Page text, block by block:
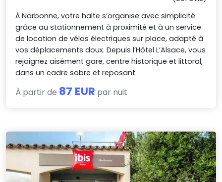
À Narbonne, votre halte s’organise avec simplicité
grâce au stationnement à proximité et à un service
de location de vélos électriques sur place, adapté à
vos déplacements doux. Depuis l’Hôtel L’Alsace, vous
rejoignez aisément gare, centre historique et littoral,
dans un cadre sobre et reposant.
À partir de 87 EUR par nuit